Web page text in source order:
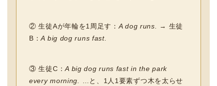
② 生徒Aが年輪を1周足す： A dog runs.
→ 生徒
B：A big dog runs fast.
③ 生徒C：A big dog runs fast in the park
every morning.
…と、1人1要素ずつ木を太らせ